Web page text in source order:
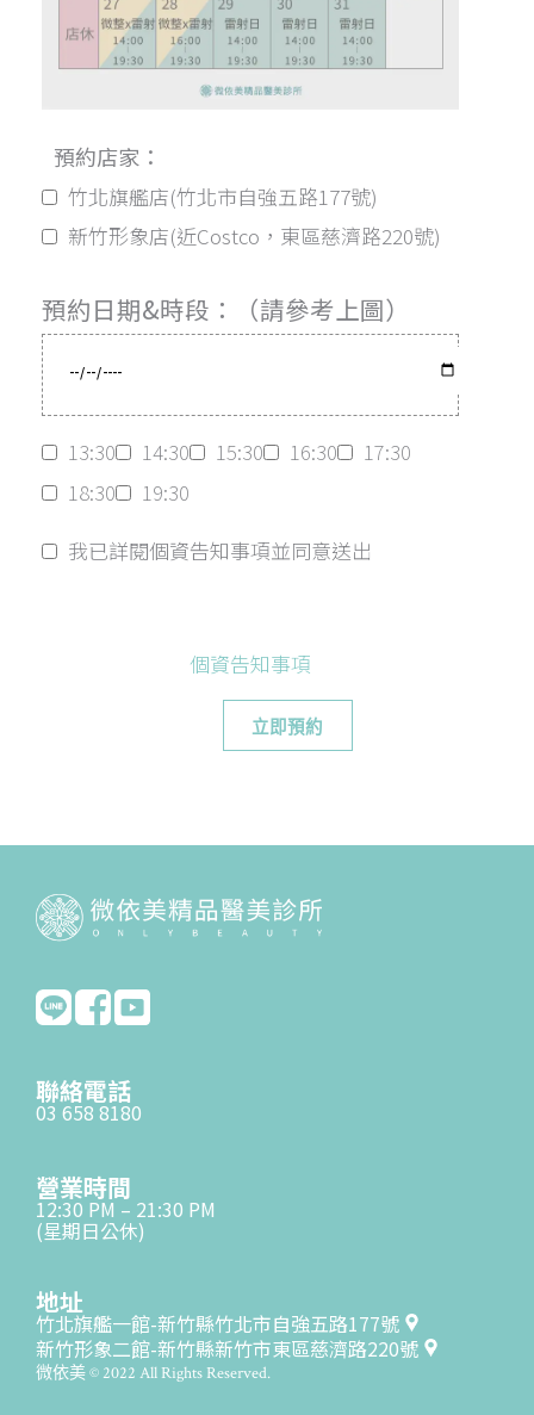
預約店家：
竹北旗艦店(竹北市自強五路177號)
新竹形象店(近Costco，東區慈濟路220號)
預約日期&時段：（請參考上圖）
13:30 14:30 15:30 16:30
17:30
18:30
19:30
我已詳閱個資告知事項並同意送出
個資告知事項
聯絡電話
03 658 8180
營業時間
12:30 PM – 21:30 PM
(星期日公休)
地址
竹北旗艦一館-新竹縣竹北市自強五路177號
新竹形象二館-新竹縣新竹市東區慈濟路220號
微依美 © 2022 All Rights Reserved.